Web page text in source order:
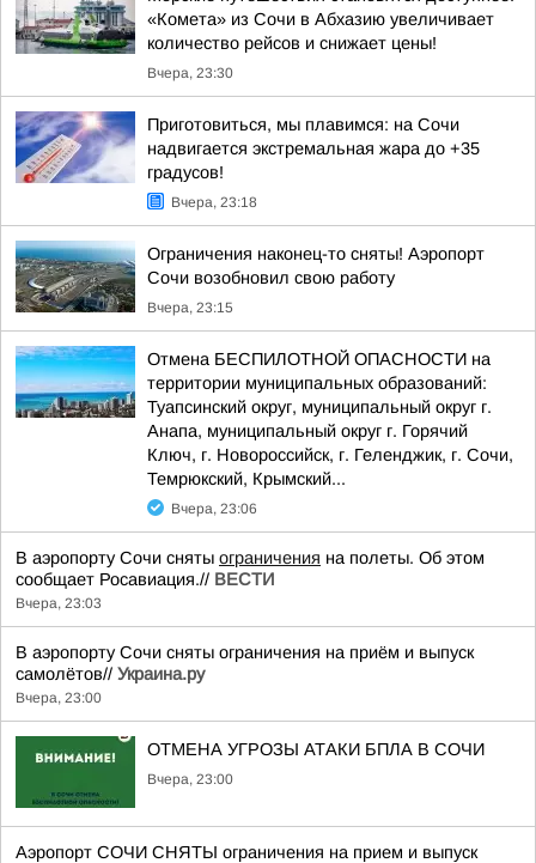
«Комета» из Сочи в Абхазию увеличивает
количество рейсов и снижает цены!
Вчера, 23:30
Приготовиться, мы плавимся: на Сочи
надвигается экстремальная жара до +35
градусов!
Вчера, 23:18
Ограничения наконец-то сняты! Аэропорт
Сочи возобновил свою работу
Вчера, 23:15
Отмена БЕСПИЛОТНОЙ ОПАСНОСТИ на
территории муниципальных образований:
Туапсинский округ, муниципальный округ г.
Анапа, муниципальный округ г. Горячий
Ключ, г. Новороссийск, г. Геленджик, г. Сочи,
Темрюкский, Крымский...
Вчера, 23:06
В аэропорту Сочи сняты ограничения на полеты. Об этом
сообщает Росавиация.// ВЕСТИ
Вчера, 23:03
В аэропорту Сочи сняты ограничения на приём и выпуск
самолётов// Украина.ру
Вчера, 23:00
ОТМЕНА УГРОЗЫ АТАКИ БПЛА В СОЧИ
Вчера, 23:00
Аэропорт СОЧИ СНЯТЫ ограничения на прием и выпуск